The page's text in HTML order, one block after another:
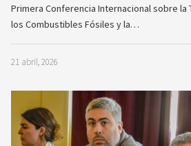
Primera Conferencia Internacional sobre la
los Combustibles Fósiles y la…
21 abril, 2026